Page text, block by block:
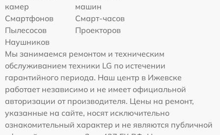
камер
машин
Смартфонов
Смарт-часов
Пылесосов
Проекторов
Наушников
Мы занимаемся ремонтом и техническим
обслуживанием техники LG по истечении
гарантийного периода. Наш центр в Ижевске
работает независимо и не имеет официальной
авторизации от производителя. Цены на ремонт,
указанные на сайте, носят исключительно
ознакомительный характер и не являются публичной